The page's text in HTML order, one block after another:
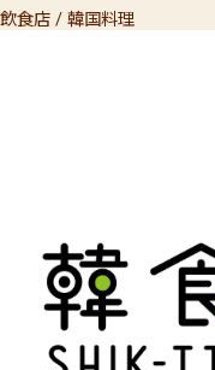
飲食店 / 韓国料理